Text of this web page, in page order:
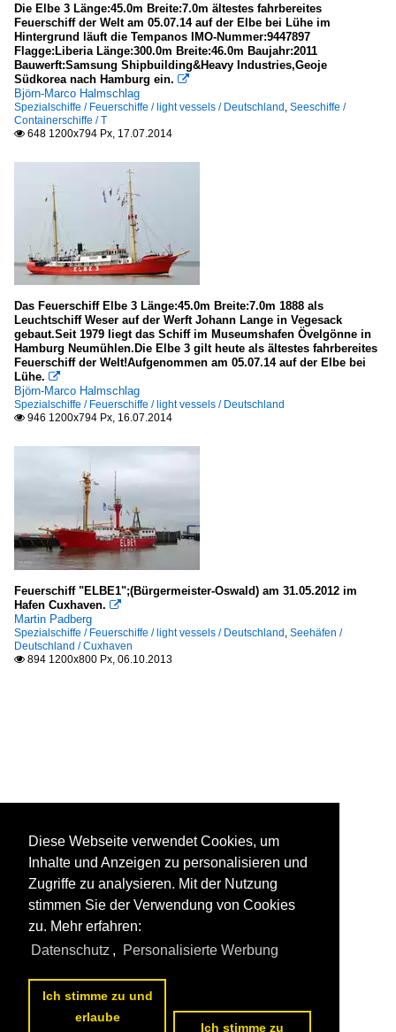
Die Elbe 3 Länge:45.0m Breite:7.0m ältestes fahrbereites
Feuerschiff der Welt am 05.07.14 auf der Elbe bei Lühe im
Hintergrund läuft die Tempanos IMO-Nummer:9447897
Flagge:Liberia Länge:300.0m Breite:46.0m Baujahr:2011
Bauwerft:Samsung Shipbuilding&Heavy Industries,Geoje
Südkorea nach Hamburg ein. 
Björn-Marco Halmschlag
Spezialschiffe / Feuerschiffe / light vessels / Deutschland , Seeschiffe /
Containerschiffe / T
 648 1200x794 Px, 17.07.2014
Das Feuerschiff Elbe 3 Länge:45.0m Breite:7.0m 1888 als
Leuchtschiff Weser auf der Werft Johann Lange in Vegesack
gebaut.Seit 1979 liegt das Schiff im Museumshafen Övelgönne in
Hamburg Neumühlen.Die Elbe 3 gilt heute als ältestes fahrbereites
Feuerschiff der Welt!Aufgenommen am 05.07.14 auf der Elbe bei
Lühe. 
Björn-Marco Halmschlag
Spezialschiffe / Feuerschiffe / light vessels / Deutschland
 946 1200x794 Px, 16.07.2014
Feuerschiff "ELBE1";(Bürgermeister-Oswald) am 31.05.2012 im
Hafen Cuxhaven. 
Martin Padberg
Spezialschiffe / Feuerschiffe / light vessels / Deutschland , Seehäfen /
Deutschland / Cuxhaven
 894 1200x800 Px, 06.10.2013
Diese Webseite verwendet Cookies, um
Inhalte und Anzeigen zu personalisieren und
Zugriffe zu analysieren. Mit der Nutzung
stimmen Sie der Verwendung von Cookies
zu. Mehr erfahren:
Datenschutz , Personalisierte Werbung
Ich stimme zu und
erlaube
Ich stimme zu